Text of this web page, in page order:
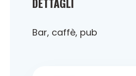
Bar, caffè, pub